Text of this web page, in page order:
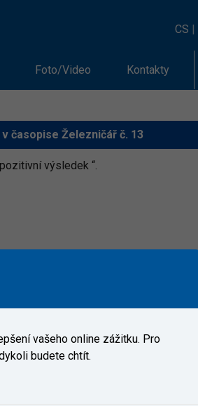
CS |
Foto/Video Kontakty
časopise Železničář č. 13
výsledek “.
vašeho online zážitku. Pro
budete chtít.